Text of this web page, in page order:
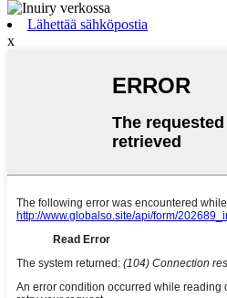
Lähettää sähköpostia
x